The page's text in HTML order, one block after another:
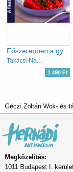
1 490 Ft
Géczi Zoltán Wok- és
Megközelítés:
1011 Budapest I.